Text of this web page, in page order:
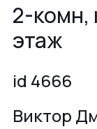
2-комн,
этаж
id 4666
Виктор